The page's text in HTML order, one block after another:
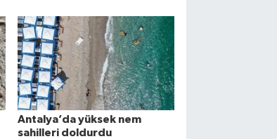
Antalya’da yüksek nem
sahilleri doldurdu